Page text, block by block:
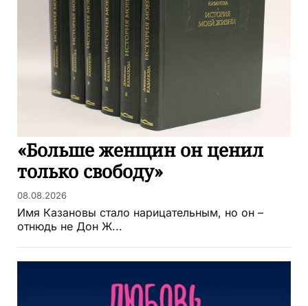
«Больше женщин он ценил
только свободу»
08.08.2026
Имя Казановы стало нарицательным, но он –
отнюдь не Дон Ж...